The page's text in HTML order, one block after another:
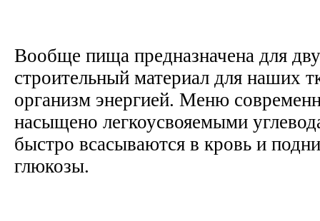
Вообще пища предназначена для
строительный материал для наших
организм энергией. Меню
насыщено легкоусвояемыми
быстро всасываются в кровь и
глюкозы.